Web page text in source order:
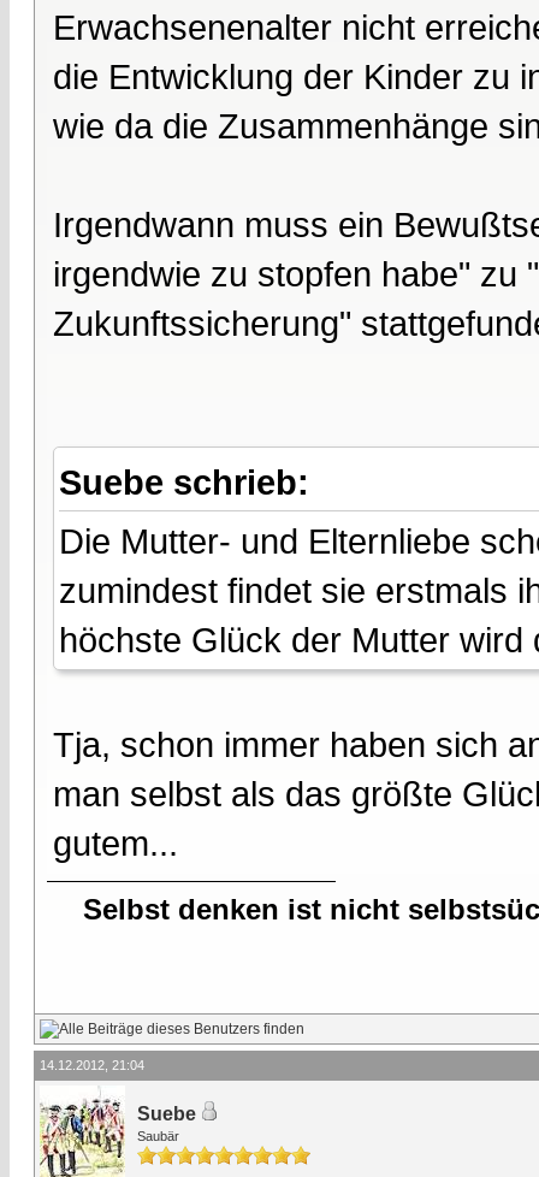
Erwachsenenalter nicht
die Entwicklung der Kinder zu
wie da die Zusammenhänge
Irgendwann muss ein
irgendwie zu stopfen habe" zu
Zukunftssicherung"
Suebe schrieb:
Die Mutter- und Elternliebe
zumindest findet sie erstmals
höchste Glück der Mutter
Tja, schon immer haben sich
man selbst als das größte
gutem...
Selbst denken ist nicht
14.12.2012, 21:04
Suebe
Saubär